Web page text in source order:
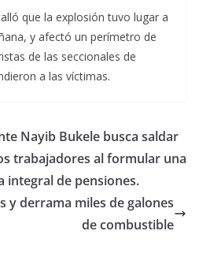
que la explosión tuvo lugar a
y afectó un perímetro de
de las seccionales de
a las víctimas.
Nayib Bukele busca saldar
trabajadores al formular una
integral de pensiones.
y derrama miles de galones
de combustible